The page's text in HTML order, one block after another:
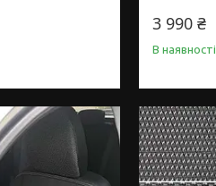
3 990 ₴
В наявності